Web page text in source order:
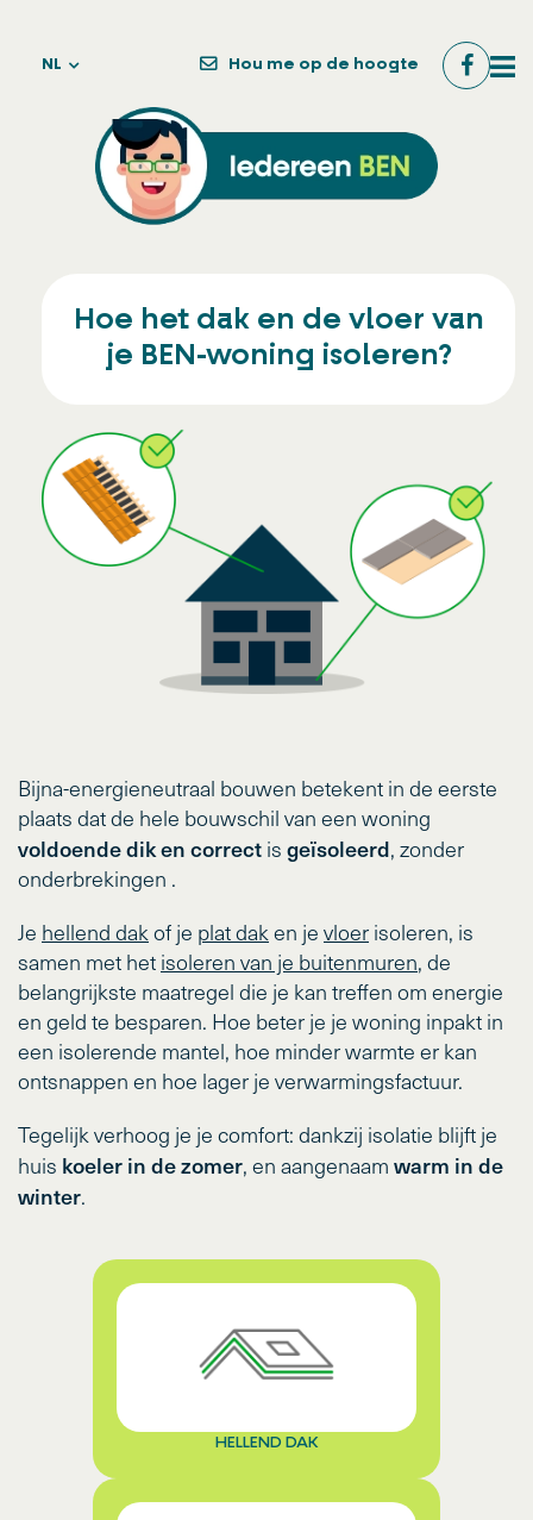
Hou me op de hoogte
NL
Hoe het dak en de vloer van
je BEN-woning isoleren?
Bijna-energieneutraal bouwen betekent in de eerste
plaats dat de hele bouwschil van een woning
voldoende dik en correct is geïsoleerd, zonder
onderbrekingen .
Je hellend dakof je plat daken je vloer isoleren, is
samen met het isoleren van je buitenmuren, de
belangrijkste maatregel die je kan treffen om energie
en geld te besparen. Hoe beter je je woning inpakt in
een isolerende mantel, hoe minder warmte er kan
ontsnappen en hoe lager je verwarmingsfactuur.
Tegelijk verhoog je je comfort: dankzij isolatie blijft je
huis koeler in de zomer, en aangenaam warm in de
winter.
HELLEND DAK